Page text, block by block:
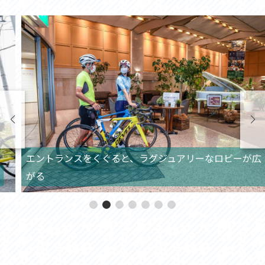
エントランスをくぐると、ラグジュアリーなロビーが広
がる